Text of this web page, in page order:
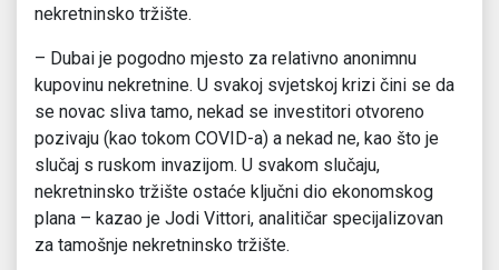
nekretninsko tržište.
– Dubai je pogodno mjesto za relativno anonimnu
kupovinu nekretnine. U svakoj svjetskoj krizi čini se da
se novac sliva tamo, nekad se investitori otvoreno
pozivaju (kao tokom COVID-a) a nekad ne, kao što je
slučaj s ruskom invazijom. U svakom slučaju,
nekretninsko tržište ostaće ključni dio ekonomskog
plana – kazao je Jodi Vittori, analitičar specijalizovan
za tamošnje nekretninsko tržište.